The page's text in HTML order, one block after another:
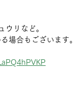
ウリなど。
る場合もございます。